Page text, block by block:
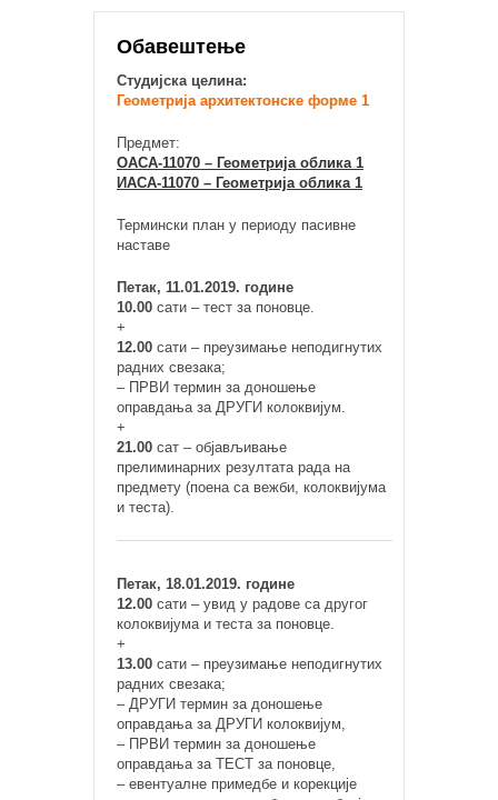
Обавештење
Студијска целина:
Геометрија архитектонске форме 1
Предмет:
ОАСА-11070 – Геометрија облика 1
ИАСА-11070 – Геометрија облика 1
Термински план у периоду пасивне
наставе
Петак, 11.01.2019. године
10.00 сати – тест за поновце.
+
12.00 сати – преузимање неподигнутих
радних свезака;
– ПРВИ термин за доношење
оправдања за ДРУГИ колоквијум.
+
21.00 сат – објављивање
прелиминарних резултата рада на
предмету (поена са вежби, колоквијума
и теста).
Петак, 18.01.2019. године
12.00 сати – увид у радове са другог
колоквијума и теста за поновце.
+
13.00 сати – преузимање неподигнутих
радних свезака;
– ДРУГИ термин за доношење
оправдања за ДРУГИ колоквијум,
– ПРВИ термин за доношење
оправдања за ТЕСТ за поновце,
– евентуалне примедбе и корекције